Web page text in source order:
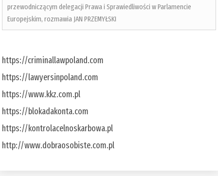
przewodniczącym delegacji Prawa i Sprawiedliwości w Parlamencie
Europejskim, rozmawia JAN PRZEMYŁSKI
https://criminallawpoland.com
https://lawyersinpoland.com
https://www.kkz.com.pl
https://blokadakonta.com
https://kontrolacelnoskarbowa.pl
http://www.dobraosobiste.com.pl